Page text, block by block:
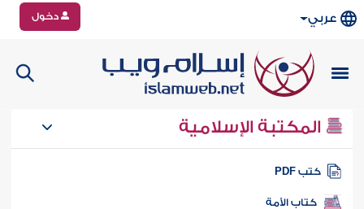
عربي دخول
المكتبة الإسلامية
كتب PDF